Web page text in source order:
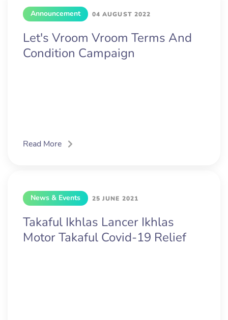
Announcement 04 AUGUST 2022
Let's Vroom Vroom Terms And
Condition Campaign
Read More
News & Events 25 JUNE 2021
Takaful Ikhlas Lancer Ikhlas
Motor Takaful Covid-19 Relief